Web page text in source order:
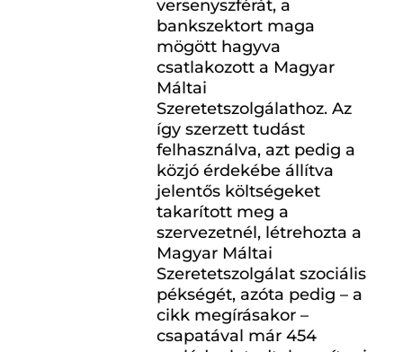
versenyszférát, a
bankszektort maga
mögött hagyva
csatlakozott a Magyar
Máltai
Szeretetszolgálathoz. Az
így szerzett tudást
felhasználva, azt pedig a
közjó érdekébe állítva
jelentős költségeket
takarított meg a
szervezetnél, létrehozta a
Magyar Máltai
Szeretetszolgálat szociális
pékségét, azóta pedig – a
cikk megírásakor –
csapatával már 454